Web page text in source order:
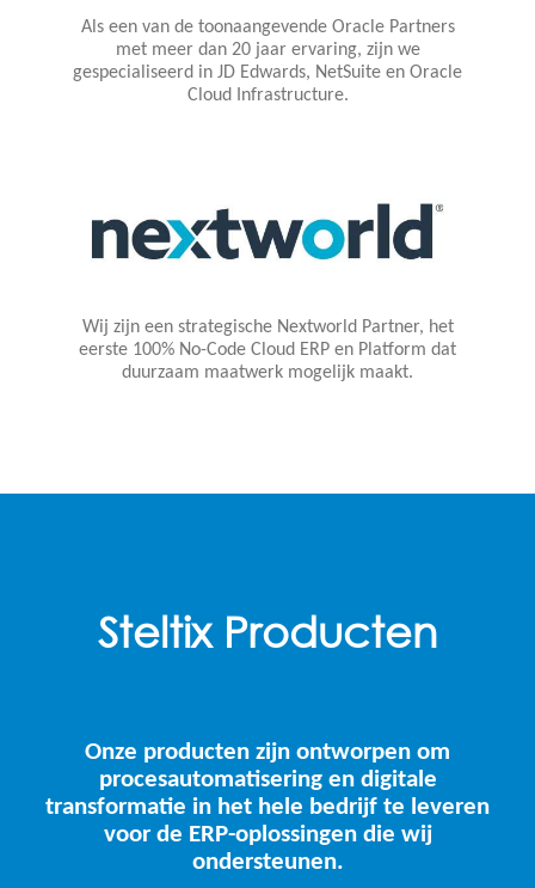
Als een van de toonaangevende Oracle Partners
met meer dan 20 jaar ervaring, zijn we
gespecialiseerd in JD Edwards, NetSuite en Oracle
Cloud Infrastructure.
Wij zijn een strategische Nextworld Partner, het
eerste 100% No-Code Cloud ERP en Platform dat
duurzaam maatwerk mogelijk maakt.
Steltix Producten
Onze producten zijn ontworpen om
procesautomatisering en digitale
transformatie in het hele bedrijf te leveren
voor de ERP-oplossingen die wij
ondersteunen.